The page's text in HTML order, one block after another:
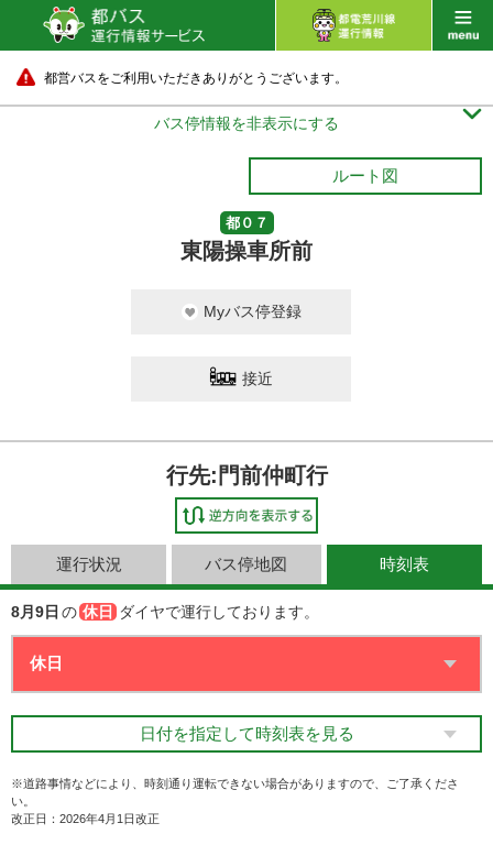
都営バスをご利用いただきありがとうございます。
バス停情報を非表示にする 
ルート図
都０７
東陽操車所前
Myバス停登録
接近
行先:門前仲町行
運行状況 バス停地図 時刻表
8月9日 の 休日 ダイヤで運行しております。
日付を指定して時刻表を見る
※道路事情などにより、時刻通り運転できない場合がありますので、ご了承くださ
い。
改正日：2026年4月1日改正